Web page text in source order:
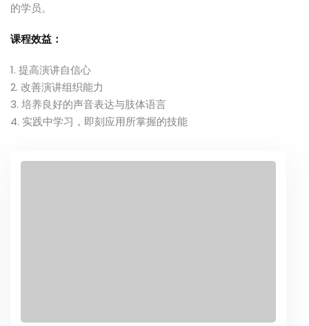
的学员。
课程效益：
提高演讲自信心
改善演讲组织能力
培养良好的声音表达与肢体语言
实践中学习，即刻应用所掌握的技能